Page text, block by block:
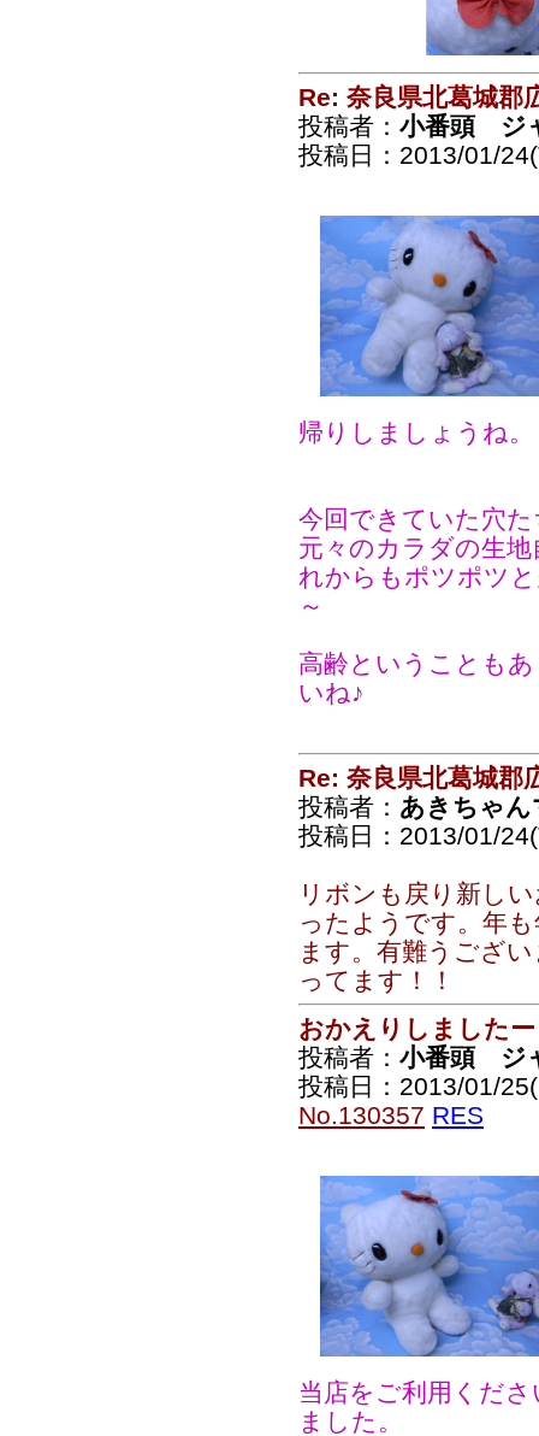
Re: 奈良県北葛城郡
投稿者： 小番頭 ジ
投稿日：2013/01/
帰りしましょうね。
今回できていた穴
元々のカラダの生
れからもポツポツ
～
高齢ということも
いね♪
Re: 奈良県北葛城郡
投稿者： あきちゃん
投稿日：2013/01/
リボンも戻り新し
ったようです。年
ます。有難うござ
ってます！！
おかえりしましたー
投稿者： 小番頭 ジ
投稿日：2013/01/
No.130357 RES
当店をご利用くだ
ました。